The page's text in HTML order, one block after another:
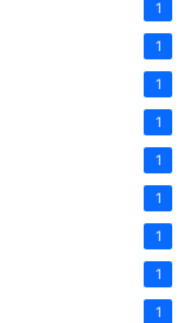
1
1
1
1
1
1
1
1
1